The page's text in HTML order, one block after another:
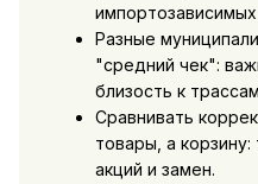
импортозависимых
Разные
"средний чек":
близость к
Сравнивать
товары, а
акций и замен.